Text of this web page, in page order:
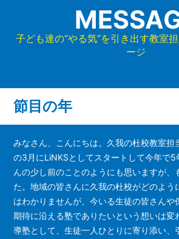
子ども達の“やる気”を引き出す教室
ージ
節目の年
みなさん、こんにちは。久我の杜校教室担
の3月にLiNKSとしてスタートして今年で5
んの少し前のことのようにも思いますが、
た。地域の皆さんに久我の杜校がどのよう
はわかりませんが、今いる生徒の皆さんや
期待に沿える塾でありたいという想いは変
導塾として、生徒一人ひとりに寄り添い、